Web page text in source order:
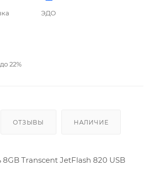
ЭДО
22%
ОТЗЫВЫ НАЛИЧИЕ
Transcent JetFlash 820 USB